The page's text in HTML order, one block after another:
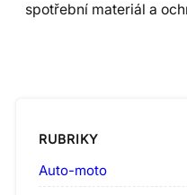
spotřební materiál a
RUBRIKY
Auto-moto